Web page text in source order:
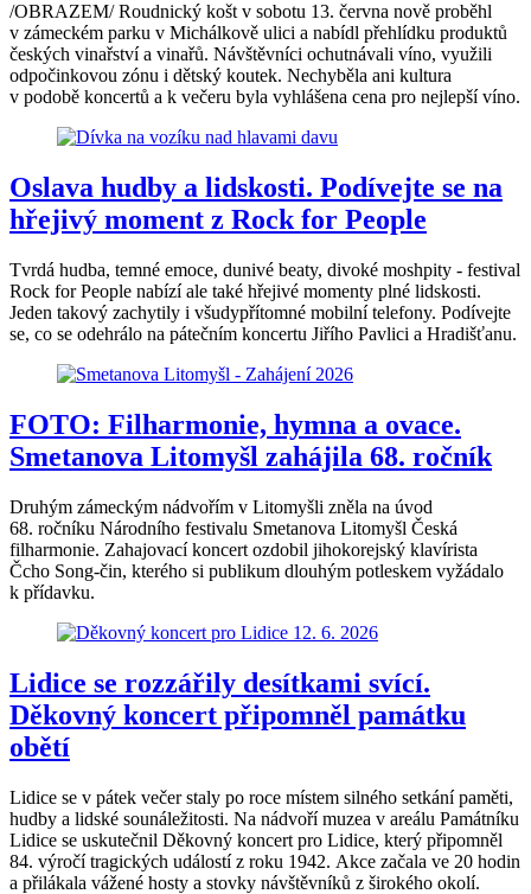
/OBRAZEM/ Roudnický košt v sobotu 13. června nově proběhl
v zámeckém parku v Michálkově ulici a nabídl přehlídku produktů
českých vinařství a vinařů. Návštěvníci ochutnávali víno, využili
odpočinkovou zónu i dětský koutek. Nechyběla ani kultura
v podobě koncertů a k večeru byla vyhlášena cena pro nejlepší víno.
Oslava hudby a lidskosti. Podívejte se na
hřejivý moment z Rock for People
Tvrdá hudba, temné emoce, dunivé beaty, divoké moshpity - festival
Rock for People nabízí ale také hřejivé momenty plné lidskosti.
Jeden takový zachytily i všudypřítomné mobilní telefony. Podívejte
se, co se odehrálo na pátečním koncertu Jiřího Pavlici a Hradišťanu.
FOTO: Filharmonie, hymna a ovace.
Smetanova Litomyšl zahájila 68. ročník
Druhým zámeckým nádvořím v Litomyšli zněla na úvod
68. ročníku Národního festivalu Smetanova Litomyšl Česká
filharmonie. Zahajovací koncert ozdobil jihokorejský klavírista
Čcho Song-čin, kterého si publikum dlouhým potleskem vyžádalo
k přídavku.
Lidice se rozzářily desítkami svící.
Děkovný koncert připomněl památku
obětí
Lidice se v pátek večer staly po roce místem silného setkání paměti,
hudby a lidské sounáležitosti. Na nádvoří muzea v areálu Památníku
Lidice se uskutečnil Děkovný koncert pro Lidice, který připomněl
84. výročí tragických událostí z roku 1942. Akce začala ve 20 hodin
a přilákala vážené hosty a stovky návštěvníků z širokého okolí.